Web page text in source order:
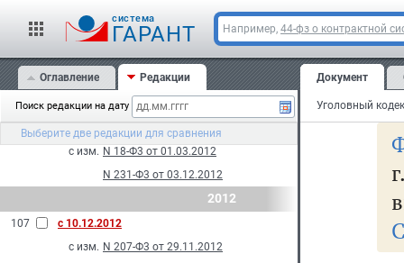
cистема
ГАРАНТ Например, 44-фз о контрактной
Оглавление Редакции
Поиск редакции на дату
Выберите две редакции для сравнения
N 59-Ф3 от 05.04.2013
110
с 15.03.2013
с изм. N 23-Ф3 от 04.03.2013
109
с 11.01.2013
с изм. N 306-Ф3 от 30.12.2012
108
с 01.01.2013
с изм. N 18-Ф3 от 01.03.2012
N 231-Ф3 от 03.12.2012
2012
107
с 10.12.2012
с изм. N 207-Ф3 от 29.11.2012
Документ